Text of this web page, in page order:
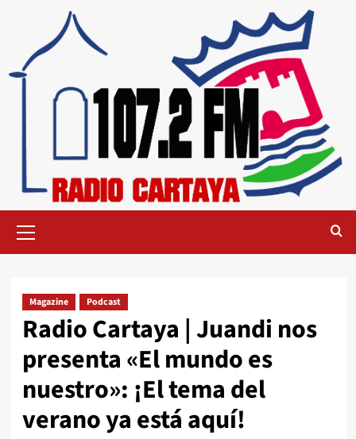
Magazine Podcast
Radio Cartaya | Juandi nos
presenta «El mundo es
nuestro»: ¡El tema del
verano ya está aquí!